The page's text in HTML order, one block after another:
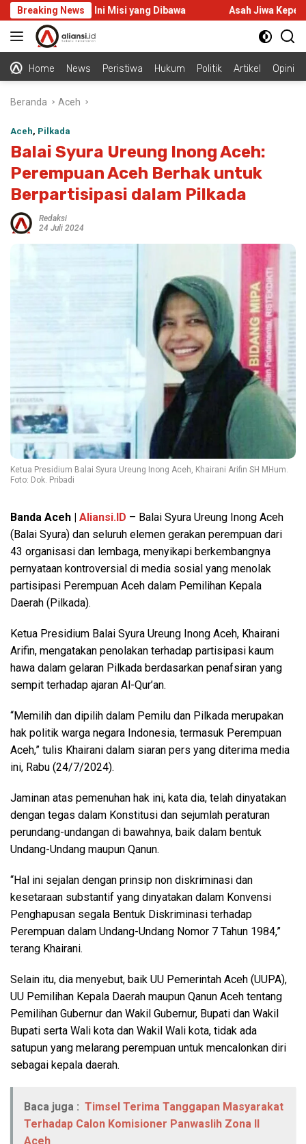
Langsung
ke
konten
Breaking News
Malaysia, Ini Misi yang Dibawa Asah Jiwa
Home News Peristiwa Hukum Politik Artikel Opini
Beranda Aceh
Aceh, Pilkada
Balai Syura Ureung Inong Aceh:
Perempuan Aceh Berhak untuk
Berpartisipasi dalam Pilkada
Redaksi
24 Juli 2024
Ketua Presidium Balai Syura Ureung Inong Aceh, Khairani Arifin SH MHum.
Foto: Dok. Pribadi
Banda Aceh | Aliansi.ID – Balai Syura Ureung Inong Aceh
(Balai Syura) dan seluruh elemen gerakan perempuan dari
43 organisasi dan lembaga, menyikapi berkembangnya
pernyataan kontroversial di media sosial yang menolak
partisipasi Perempuan Aceh dalam Pemilihan Kepala
Daerah (Pilkada).
Ketua Presidium Balai Syura Ureung Inong Aceh, Khairani
Arifin, mengatakan penolakan terhadap partisipasi kaum
hawa dalam gelaran Pilkada berdasarkan penafsiran yang
sempit terhadap ajaran Al-Qur’an.
“Memilih dan dipilih dalam Pemilu dan Pilkada merupakan
hak politik warga negara Indonesia, termasuk Perempuan
Aceh,” tulis Khairani dalam siaran pers yang diterima media
ini, Rabu (24/7/2024).
Jaminan atas pemenuhan hak ini, kata dia, telah dinyatakan
dengan tegas dalam Konstitusi dan sejumlah peraturan
perundang-undangan di bawahnya, baik dalam bentuk
Undang-Undang maupun Qanun.
“Hal ini sejalan dengan prinsip non diskriminasi dan
kesetaraan substantif yang dinyatakan dalam Konvensi
Penghapusan segala Bentuk Diskriminasi terhadap
Perempuan dalam Undang-Undang Nomor 7 Tahun 1984,”
terang Khairani.
Selain itu, dia menyebut, baik UU Pemerintah Aceh (UUPA),
UU Pemilihan Kepala Daerah maupun Qanun Aceh tentang
Pemilihan Gubernur dan Wakil Gubernur, Bupati dan Wakil
Bupati serta Wali kota dan Wakil Wali kota, tidak ada
satupun yang melarang perempuan untuk mencalonkan diri
sebagai kepala daerah.
Baca juga : Timsel Terima Tanggapan Masyarakat
Terhadap Calon Komisioner Panwaslih Zona II
Aceh